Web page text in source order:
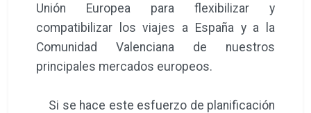
Unión Europea para flexibilizar y
compatibilizar los viajes a España y a la
Comunidad Valenciana de nuestros
principales mercados europeos.
Si se hace este esfuerzo de planificación